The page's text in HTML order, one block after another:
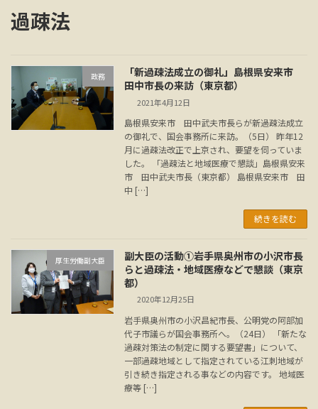
過疎法
政務
「新過疎法成立の御礼」島根県安来市
田中市長の来訪（東京都）
2021年4月12日
島根県安来市 田中武夫市長らが新過疎法成立
の御礼で、国会事務所に来訪。（5日） 昨年12
月に過疎法改正で上京され、要望を伺っていま
した。 「過疎法と地域医療で懇談」島根県安来
市 田中武夫市長（東京都） 島根県安来市 田
中 […]
続きを読む
厚生労働副大臣
副大臣の活動①岩手県奥州市の小沢市長
らと過疎法・地域医療などで懇談（東京
都）
2020年12月25日
岩手県奥州市の小沢昌紀市長、公明党の阿部加
代子市議らが国会事務所へ。（24日） 「新たな
過疎対策法の制定に関する要望書」について、
一部過疎地域として指定されている江刺地域が
引き続き指定される事などの内容です。 地域医
療等 […]